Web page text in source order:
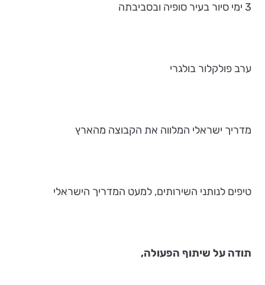
3 ימי סיור בעיר סופיה ובסביבתה
ערב פולקלור בולגרי
מדריך ישראלי המלווה את הקבוצה מהארץ
טיפים לנותני השירותים, למעט המדריך הישראלי
תודה על שיתוף הפעולה,